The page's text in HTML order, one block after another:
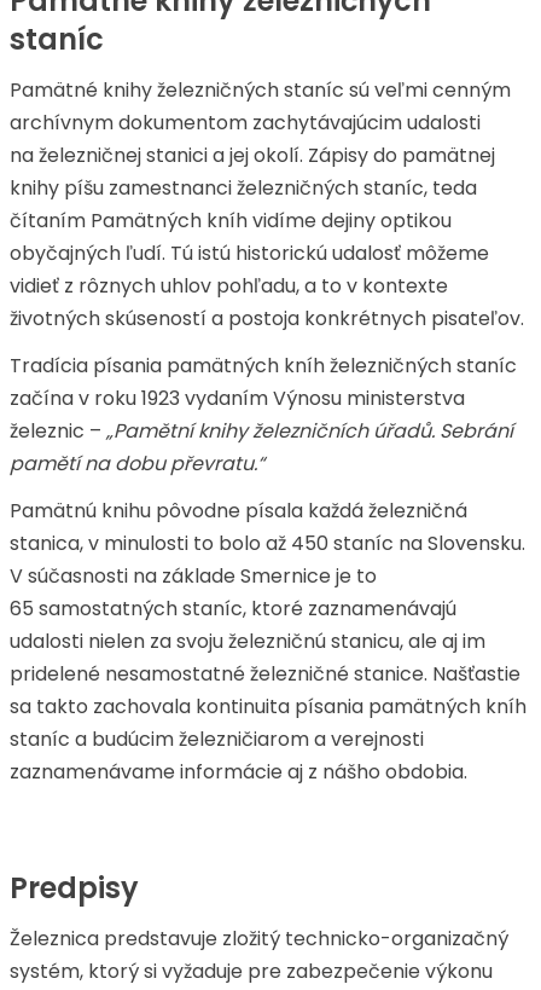
staníc
Pamätné knihy železničných staníc sú veľmi cenným
archívnym dokumentom zachytávajúcim udalosti
na železničnej stanici a jej okolí. Zápisy do pamätnej
knihy píšu zamestnanci železničných staníc, teda
čítaním Pamätných kníh vidíme dejiny optikou
obyčajných ľudí. Tú istú historickú udalosť môžeme
vidieť z rôznych uhlov pohľadu, a to v kontexte
životných skúseností a postoja konkrétnych pisateľov.
Tradícia písania pamätných kníh železničných staníc
začína v roku 1923 vydaním Výnosu ministerstva
železnic – „Pamětní knihy železničních úřadů. Sebrání
pamětí na dobu převratu.“
Pamätnú knihu pôvodne písala každá železničná
stanica, v minulosti to bolo až 450 staníc na Slovensku.
V súčasnosti na základe Smernice je to
65 samostatných staníc, ktoré zaznamenávajú
udalosti nielen za svoju železničnú stanicu, ale aj im
pridelené nesamostatné železničné stanice. Našťastie
sa takto zachovala kontinuita písania pamätných kníh
staníc a budúcim železničiarom a verejnosti
zaznamenávame informácie aj z nášho obdobia.
Predpisy
Železnica predstavuje zložitý technicko-organizačný
systém, ktorý si vyžaduje pre zabezpečenie výkonu